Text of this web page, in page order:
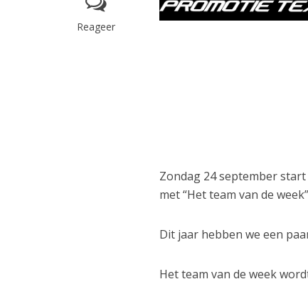
Reageer
Zondag 24 september
met “Het team van de
Dit jaar hebben we een
Het team van de week